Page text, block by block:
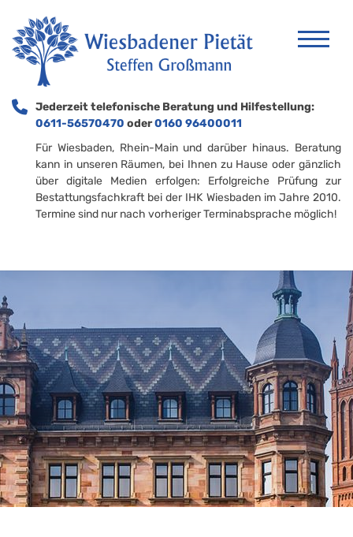
Jederzeit telefonische Beratung und Hilfestellung:
0611-56570470 oder0160 96400011
Für Wiesbaden, Rhein-Main und darüber hinaus. Beratung
kann in unseren Räumen, bei Ihnen zu Hause oder gänzlich
über digitale Medien erfolgen: Erfolgreiche Prüfung zur
Bestattungsfachkraft bei der IHK Wiesbaden im Jahre 2010.
Termine sind nur nach vorheriger Terminabsprache möglich!